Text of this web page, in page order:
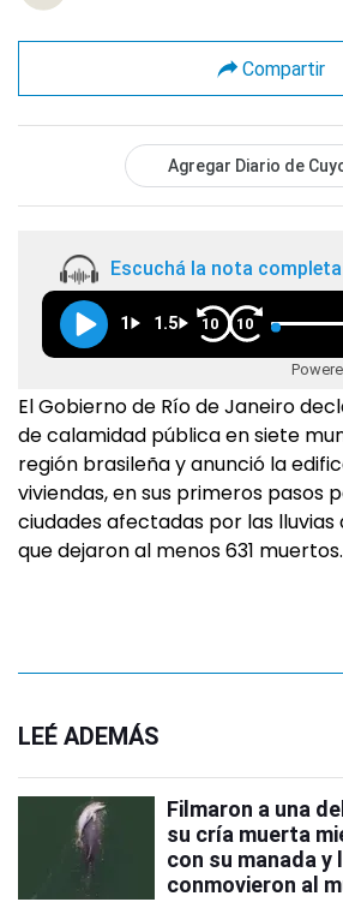
Compartir
Agregar Diario de
Escuchá la nota completa
1 1.5 10 10
El Gobierno de Río de Janeiro
de calamidad pública en siete
región brasileña y anunció la
viviendas, en sus primeros pasos
ciudades afectadas por las
que dejaron al menos 631 muertos.
LEÉ ADEMÁS
Filmaron a una
su cría muerta
con su manada y
conmovieron al